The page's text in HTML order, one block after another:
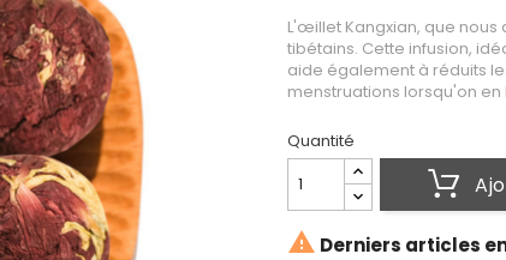
L'œillet Kangxian, que
tibétains. Cette infusion,
aide également à réduits
menstruations lorsqu'on
Quantité
 Derniers articles